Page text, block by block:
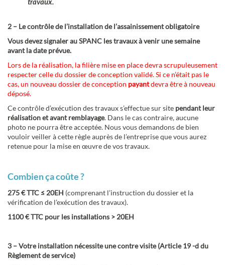
2 – Le contrôle de l’installation de l’assainissement obligatoire
Vous devez signaler au SPANC les travaux à venir une semaine
avant la date prévue.
Lors de la réalisation, la filière mise en place devra scrupuleusement
respecter celle du dossier de conception validé. Si ce n’était pas le
cas, un nouveau dossier de conception payantdevra être à nouveau
déposé.
Ce contrôle d’exécution des travaux s’effectue sur site pendant leur
réalisation et avant remblayage. Dans le cas contraire, aucune
photo ne pourra être acceptée. Nous vous demandons de bien
vouloir veiller à cette règle auprès de l’entreprise que vous aurez
retenue pour la mise en œuvre de vos travaux.
Combien ça coûte ?
275 € TTC ≤ 20EH (comprenant l’instruction du dossier et la
vérification de l’exécution des travaux).
1100 € TTC pour les installations > 20EH
3 – Votre installation nécessite une contre visite (Article 19 -d du
Règlement de service)